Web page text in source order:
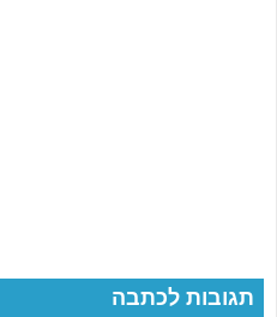
תגובות לכתבה